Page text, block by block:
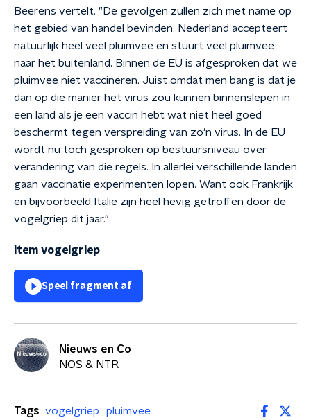
Beerens vertelt. "De gevolgen zullen zich met name op
het gebied van handel bevinden. Nederland accepteert
natuurlijk heel veel pluimvee en stuurt veel pluimvee
naar het buitenland. Binnen de EU is afgesproken dat we
pluimvee niet vaccineren. Juist omdat men bang is dat je
dan op die manier het virus zou kunnen binnenslepen in
een land als je een vaccin hebt wat niet heel goed
beschermt tegen verspreiding van zo'n virus. In de EU
wordt nu toch gesproken op bestuursniveau over
verandering van die regels. In allerlei verschillende landen
gaan vaccinatie experimenten lopen. Want ook Frankrijk
en bijvoorbeeld Italië zijn heel hevig getroffen door de
vogelgriep dit jaar."
item vogelgriep
Speel fragment af
Nieuws en Co
NOS & NTR
Tags vogelgriep
pluimvee